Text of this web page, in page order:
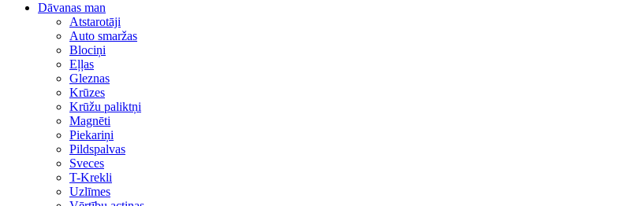
Dāvanas man
Atstarotāji
Auto smaržas
Blociņi
Eļļas
Gleznas
Krūzes
Krūžu paliktņi
Magnēti
Piekariņi
Pildspalvas
Sveces
T-Krekli
Uzlīmes